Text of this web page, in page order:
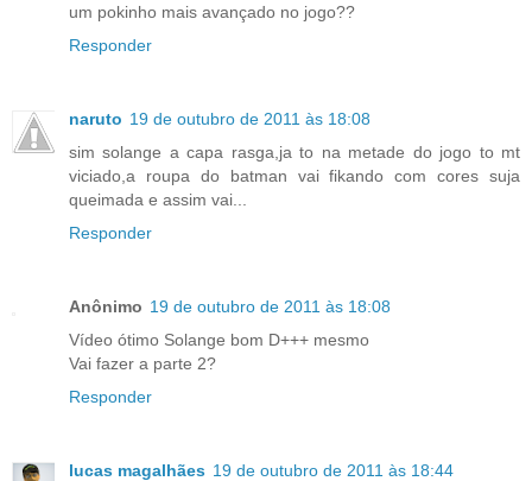
um pokinho mais avançado no jogo??
Responder
naruto 19 de outubro de 2011 às 18:08
sim solange a capa rasga,ja to na metade do jogo to mt
viciado,a roupa do batman vai fikando com cores suja
queimada e assim vai...
Responder
Anônimo 19 de outubro de 2011 às 18:08
Vídeo ótimo Solange bom D+++ mesmo
Vai fazer a parte 2?
Responder
lucas magalhães 19 de outubro de 2011 às 18:44